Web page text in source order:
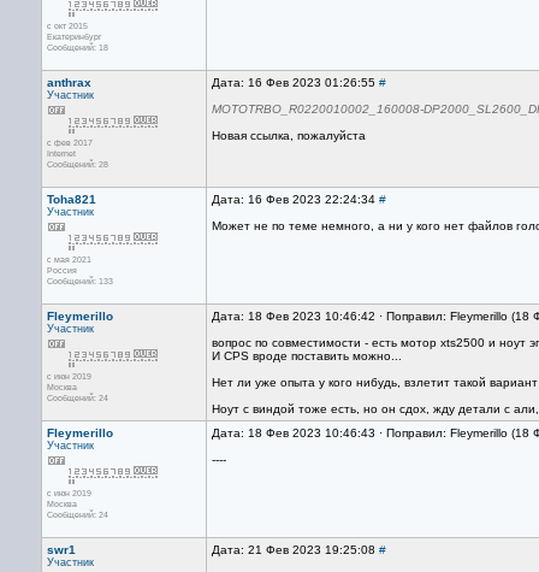
с окт 2015
Екатеринбург
Сообщений: 18
anthrax
Участник
с фев 2017
Internet
Сообщений: 28
Дата: 16 Фев 2023 01:26:55 #
MOTOTRBO_R0220010002_160008-
Новая ссылка, пожалуйста
Toha821
Участник
с мая 2021
Россия
Сообщений: 133
Дата: 16 Фев 2023 22:24:34 #
Может не по теме немного, а ни у кого нет файлов
Fleymerillo
Участник
с июн 2019
Москва
Сообщений: 24
Дата: 18 Фев 2023 10:46:42 · Поправил: Fleymerillo
вопрос по совместимости - есть мотор xts2500 и
И CPS вроде поставить можно...
Нет ли уже опыта у кого нибудь, взлетит такой
Ноут с виндой тоже есть, но он сдох, жду детали с
Fleymerillo
Участник
с июн 2019
Москва
Сообщений: 24
Дата: 18 Фев 2023 10:46:43 · Поправил: Fleymerillo
----
swr1
Участник
Дата: 21 Фев 2023 19:25:08 #